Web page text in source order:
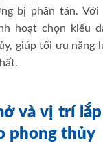
bị phân tán. Với
hoạt chọn kiểu
giúp tối ưu năng
và vị trí
phong thủy